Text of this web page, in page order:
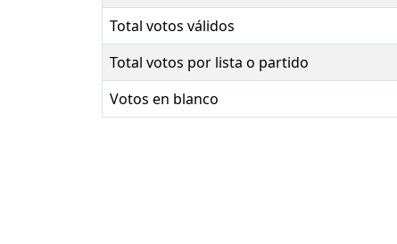
Total votos válidos
Total votos por lista o partido
Votos en blanco